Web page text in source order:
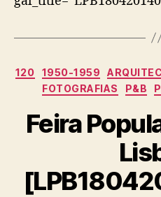
120 1950-1959
FOTOGRAFIAS
P&B
Feira